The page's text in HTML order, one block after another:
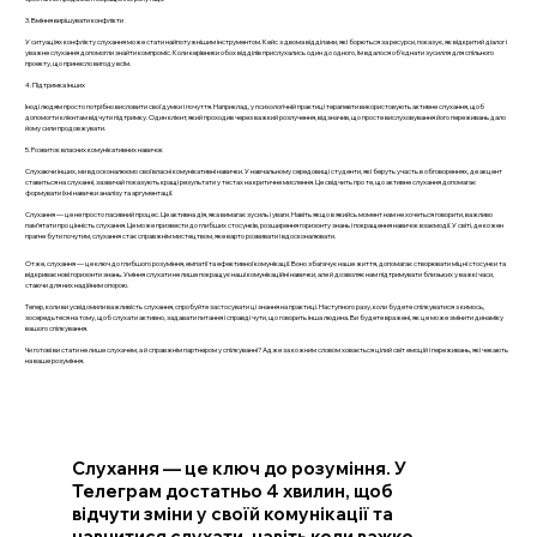
3. Вміння вирішувати конфлікти
У ситуаціях конфлікту слухання може стати найпотужнішим інструментом. Кейс з двома відділами, які борються за ресурси, показує, як відкритий діалог і
уважне слухання допомогли знайти компроміс. Коли керівники обох відділів прислухались один до одного, їм вдалося об’єднати зусилля для спільного
проекту, що принесло вигоду всім.
4. Підтримка інших
Іноді людям просто потрібно висловити свої думки і почуття. Наприклад, у психологічній практиці терапевти використовують активне слухання, щоб
допомогти клієнтам відчути підтримку. Один клієнт, який проходив через важкий розлучення, відзначив, що просте вислуховування його переживань дало
йому сили продовжувати.
5. Розвиток власних комунікативних навичок
Слухаючи інших, ми вдосконалюємо свої власні комунікативні навички. У навчальному середовищі студенти, які беруть участь в обговореннях, де акцент
ставиться на слуханні, зазвичай показують кращі результати у тестах на критичне мислення. Це свідчить про те, що активне слухання допомагає
формувати їхні навички аналізу та аргументації.
Слухання — це не просто пасивний процес. Це активна дія, яка вимагає зусиль і уваги. Навіть якщо в якийсь момент нам не хочеться говорити, важливо
пам’ятати про цінність слухання. Це може призвести до глибших стосунків, розширення горизонту знань і покращення навичок взаємодії. У світі, де кожен
прагне бути почутим, слухання стає справжнім мистецтвом, яке варто розвивати і вдосконалювати.
Отже, слухання — це ключ до глибшого розуміння, емпатії та ефективної комунікації. Воно збагачує наше життя, допомагає створювати міцні стосунки та
відкриває нові горизонти знань. Уміння слухати не лише покращує наші комунікаційні навички, але й дозволяє нам підтримувати близьких у важкі часи,
стаючи для них надійним опорою.
Тепер, коли ви усвідомили важливість слухання, спробуйте застосувати ці знання на практиці. Наступного разу, коли будете спілкуватися з кимось,
зосередьтеся на тому, щоб слухати активно, задавати питання і справді чути, що говорить інша людина. Ви будете вражені, як це може змінити динаміку
вашого спілкування.
Чи готові ви стати не лише слухачем, а й справжнім партнером у спілкуванні? Адже за кожним словом ховається цілий світ емоцій і переживань, які чекають
на ваше розуміння.
Слухання — це ключ до розуміння. У
Телеграм достатньо 4 хвилин, щоб
відчути зміни у своїй комунікації та